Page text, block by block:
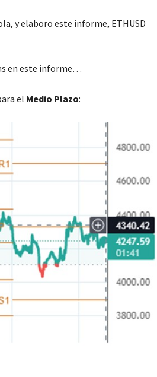
y elaboro este informe, ETHUSD
en este informe…
el Medio Plazo: